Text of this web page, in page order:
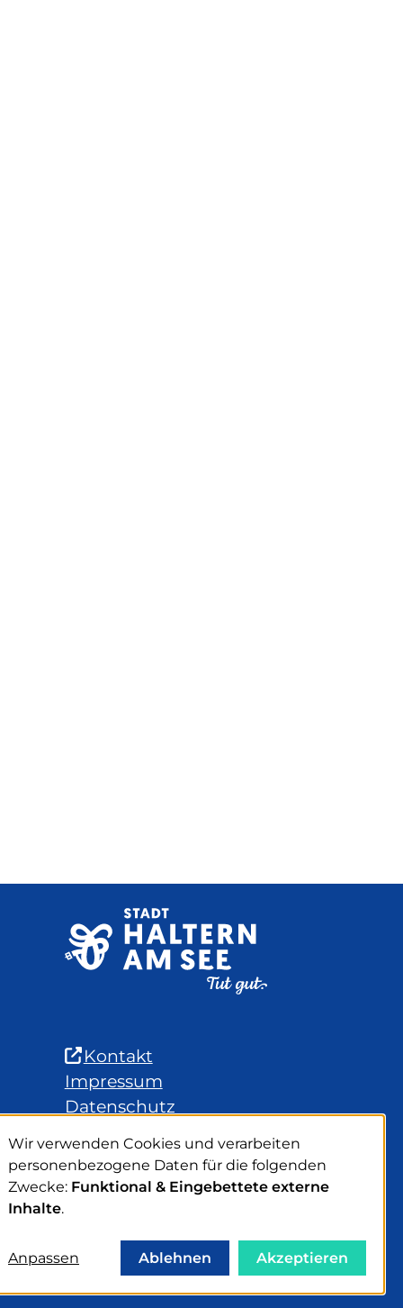
Kontakt(Link
ist
extern
öffnet
in
Impressum
Datenschutz
Easy-to-Read Language
Sitemap
Verwendung
von
personenbezogenen
Daten
Cookies
Wir verwenden Cookies und verarbeiten
personenbezogene Daten für die folgenden
Zwecke: Funktional & Eingebettete externe
Inhalte.
Anpassen Ablehnen Akzeptieren